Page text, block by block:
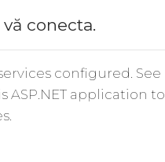
conecta.
configured. See
application to